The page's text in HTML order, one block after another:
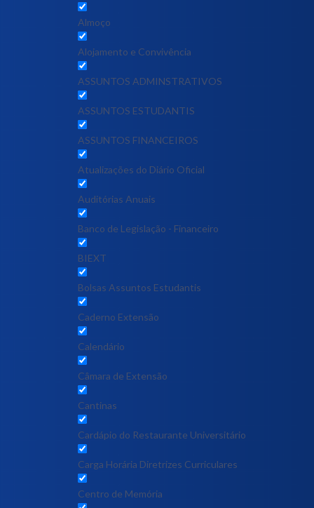
Almoço
Alojamento e Convivência
ASSUNTOS ADMINSTRATIVOS
ASSUNTOS ESTUDANTIS
ASSUNTOS FINANCEIROS
Atualizações do Diário Oficial
Auditórias Anuais
Banco de Legislação - Financeiro
BIEXT
Bolsas Assuntos Estudantis
Caderno Extensão
Calendário
Câmara de Extensão
Cantinas
Cardápio do Restaurante Universitário
Carga Horária Diretrizes Curriculares
Centro de Memória